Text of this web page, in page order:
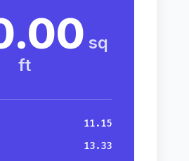
sq
ft
11.15
13.33